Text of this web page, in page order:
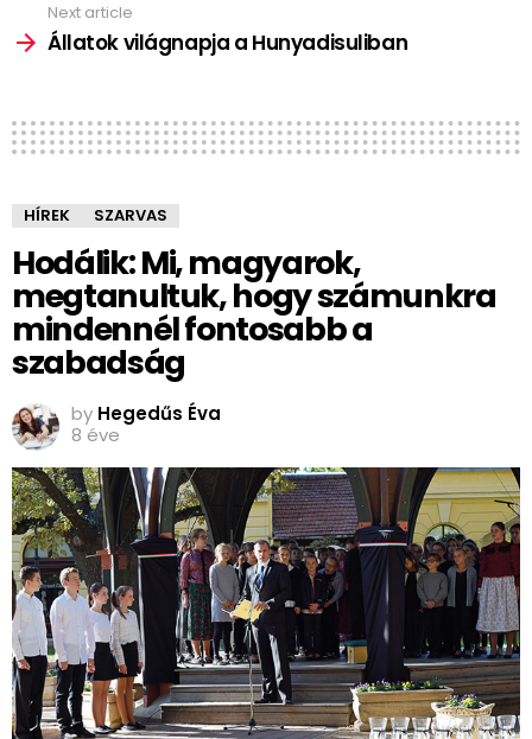
Next article
Állatok világnapja a Hunyadisuliban
HÍREK SZARVAS
Hodálik: Mi, magyarok,
megtanultuk, hogy számunkra
mindennél fontosabb a
szabadság
by Hegedűs Éva
8 éve